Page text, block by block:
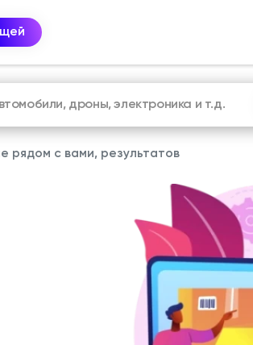
рядом с вами, результатов